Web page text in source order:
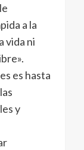
a la
vida ni
es hasta
y